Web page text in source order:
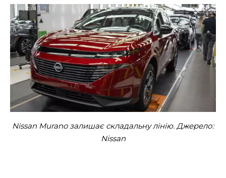
Nissan Murano залишає складальну лінію. Джерело:
Nissan